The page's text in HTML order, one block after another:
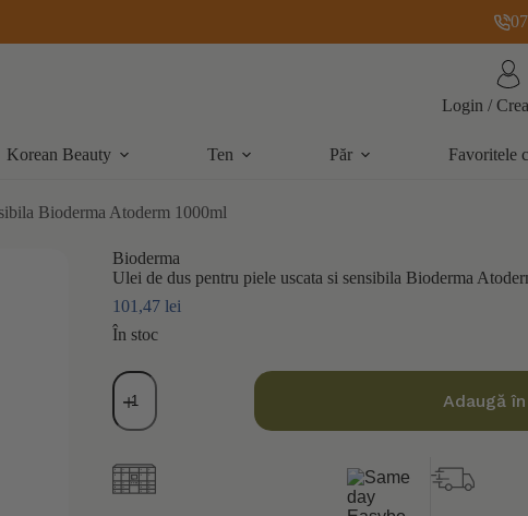
Login /
Korean Beauty Ten Păr Favoritele
Bioderma Atoderm 1000ml
Bioderma
Ulei de dus pentru piele uscata si sensibila Bioderma
101,47 lei
În stoc
Cantitate
Ulei
de
dus
piele
uscata
Adaugă